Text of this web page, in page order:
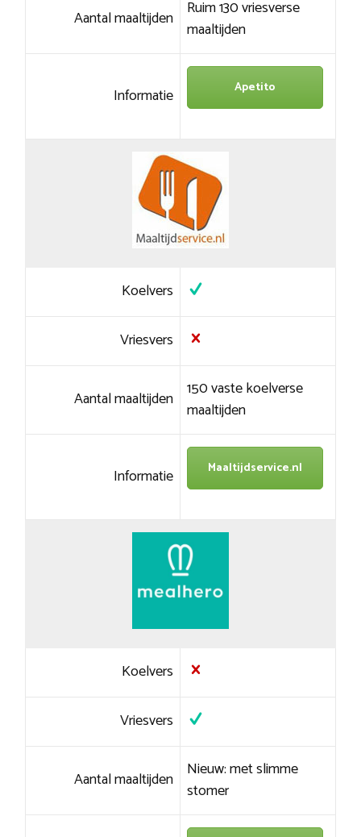
Aantal maaltijden Ruim 130 vriesverse
maaltijden
Informatie Apetito
Koelvers
Vriesvers
Aantal maaltijden 150 vaste koelverse
maaltijden
Informatie Maaltijdservice.nl
Koelvers
Vriesvers
Aantal maaltijden Nieuw: met slimme
stomer